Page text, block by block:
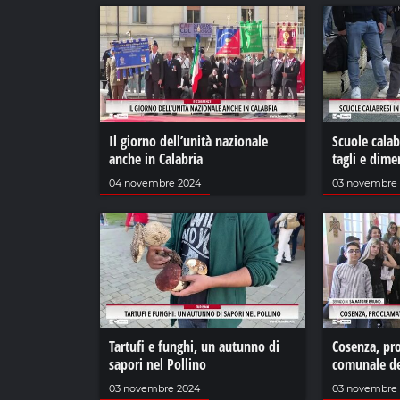
Il giorno dell’unità nazionale
anche in Calabria
04 novembre 2024
Scuole
tagli e
03 novembre
Tartufi e funghi, un autunno di
sapori nel Pollino
03 novembre 2024
Cosenza,
comunale
03 novembre